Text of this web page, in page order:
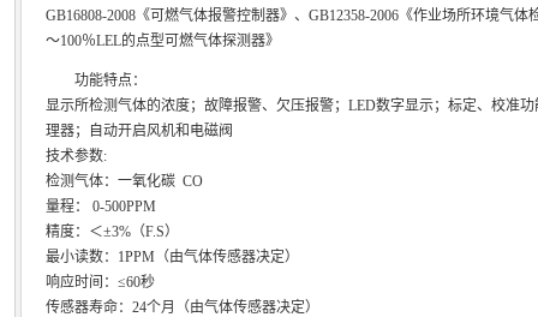
GB16808-2008《可燃气体报警控制器》、GB12358-2006《作业场所环境气
～100％LEL的点型可燃气体探测器》
功能特点：
显示所检测气体的浓度；故障报警、欠压报警；LED数字显示；标定、校准
理器；自动开启风机和电磁阀
技术参数:
检测气体：一氧化碳 CO
量程： 0-500PPM
精度：＜±3%（F.S）
最小读数：1PPM（由气体传感器决定）
响应时间：≤60秒
传感器寿命：24个月（由气体传感器决定）